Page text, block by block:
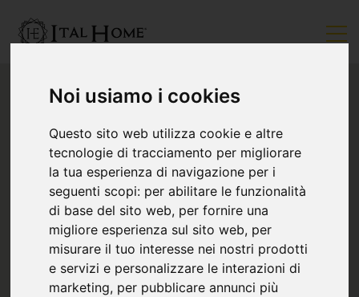
Noi usiamo i cookies
Questo sito web utilizza cookie e altre
tecnologie di tracciamento per migliorare
la tua esperienza di navigazione per i
seguenti scopi: per abilitare le funzionalità
di base del sito web, per fornire una
migliore esperienza sul sito web, per
misurare il tuo interesse nei nostri prodotti
e servizi e personalizzare le interazioni di
marketing, per pubblicare annunci più